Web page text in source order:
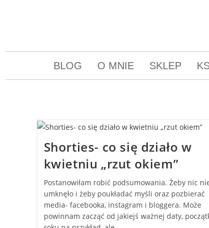
BLOG O MNIE SKLEP
Shorties- co się działo w
kwietniu „rzut okiem”
Postanowiłam robić podsumowania. Żeby nic
umknęło i żeby poukładać myśli oraz pozbierać
media- facebooka, instagram i bloggera. Może
powinnam zacząć od jakiejś ważnej daty,